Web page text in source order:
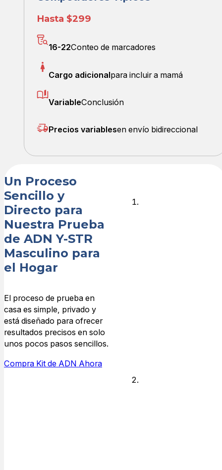
Hasta $299
16-22Conteo de marcadores
Cargo adicionalpara incluir a mamá
VariableConclusión
Precios variablesen envío bidireccional
Un Proceso
Sencillo y
Directo para
Nuestra Prueba
de ADN Y-STR
Masculino para
el Hogar
El proceso de prueba en
casa es simple, privado y
está diseñado para ofrecer
resultados precisos en solo
unos pocos pasos sencillos.
Compra Kit de ADN Ahora